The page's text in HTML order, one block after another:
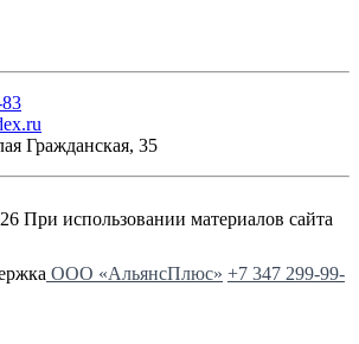
Гражданская, 35
При использовании материалов сайта
ООО «АльянсПлюс» +7 347 299-99-